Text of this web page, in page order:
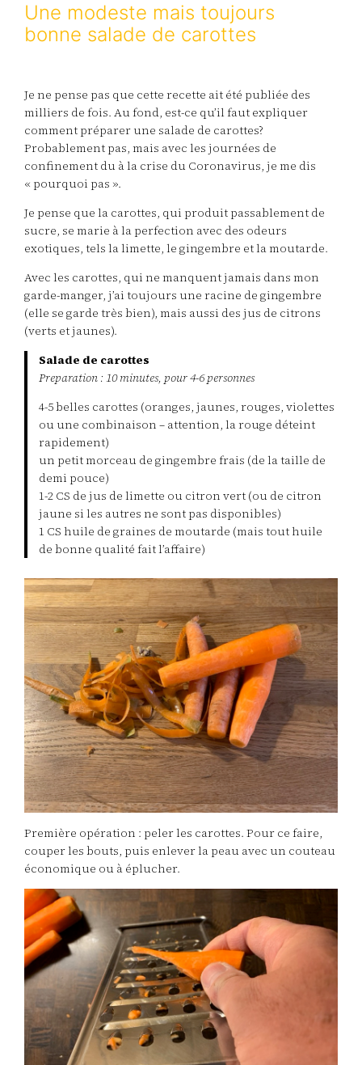
Une modeste mais toujours
bonne salade de carottes
Je ne pense pas que cette recette ait été publiée des
milliers de fois. Au fond, est-ce qu’il faut expliquer
comment préparer une salade de carottes?
Probablement pas, mais avec les journées de
confinement du à la crise du Coronavirus, je me dis
« pourquoi pas ».
Je pense que la carottes, qui produit passablement de
sucre, se marie à la perfection avec des odeurs
exotiques, tels la limette, le gingembre et la moutarde.
Avec les carottes, qui ne manquent jamais dans mon
garde-manger, j’ai toujours une racine de gingembre
(elle se garde très bien), mais aussi des jus de citrons
(verts et jaunes).
Salade de carottes
Preparation : 10 minutes, pour 4-6 personnes
4-5 belles carottes (oranges, jaunes, rouges, violettes
ou une combinaison – attention, la rouge déteint
rapidement)
un petit morceau de gingembre frais (de la taille de
demi pouce)
1-2 CS de jus de limette ou citron vert (ou de citron
jaune si les autres ne sont pas disponibles)
1 CS huile de graines de moutarde (mais tout huile
de bonne qualité fait l’affaire)
Première opération : peler les carottes. Pour ce faire,
couper les bouts, puis enlever la peau avec un couteau
économique ou à éplucher.